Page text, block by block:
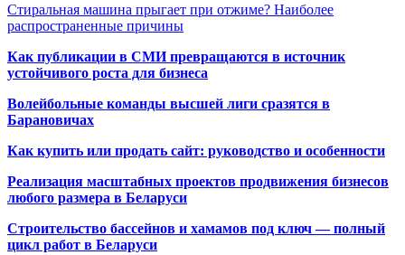
Стиральная машина прыгает при отжиме? Наиболее
распространенные причины
Как публикации в СМИ превращаются в источник
устойчивого роста для бизнеса
Волейбольные команды высшей лиги сразятся в
Барановичах
Как купить или продать сайт: руководство и особенности
Реализация масштабных проектов продвижения бизнесов
любого размера в Беларуси
Строительство бассейнов и хамамов под ключ — полный
цикл работ в Беларуси